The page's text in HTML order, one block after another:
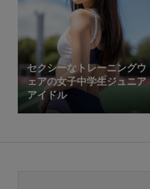
セクシーなトレーニングウ
ェアの女子中学生ジュニア
アイドル